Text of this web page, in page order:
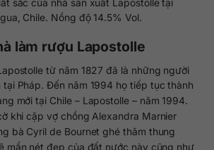
Chile. Nồng độ 14.5% Vol.
làm rượu Lapostolle
từ năm 1827 đã là những người
tại Pháp. Đến năm 1994 họ tiếp tục thành
mới tại Chile – Lapostolle – năm 1994.
khi cặp vợ chồng Alexandra Marnier
bà Cyril de Bournet ghé thăm thung
mẩn nét đẹp của đất nước này cũng như